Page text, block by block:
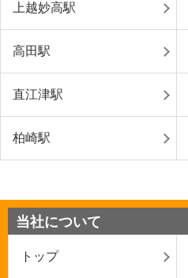
上越妙高駅
高田駅
直江津駅
柏崎駅
当社について
トップ